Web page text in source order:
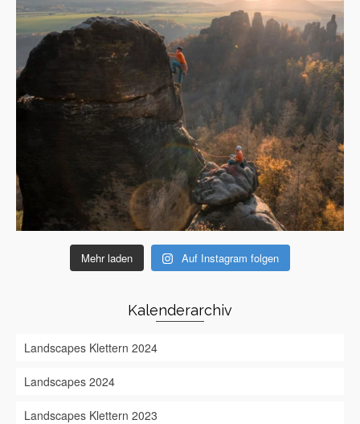
Mehr laden Auf Instagram folgen
Kalenderarchiv
Landscapes Klettern 2024
Landscapes 2024
Landscapes Klettern 2023